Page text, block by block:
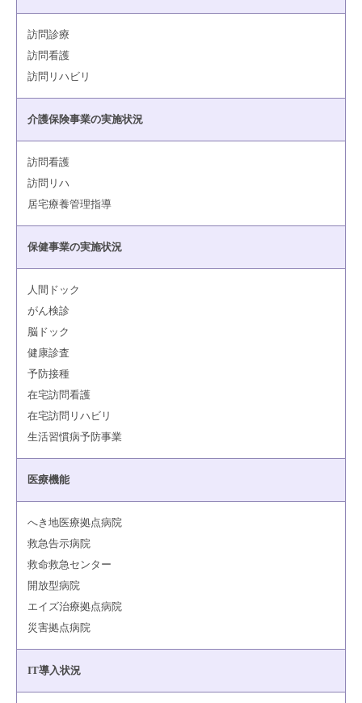
訪問診療
訪問看護
訪問リハビリ
介護保険事業の実施状況
訪問看護
訪問リハ
居宅療養管理指導
保健事業の実施状況
人間ドック
がん検診
脳ドック
健康診査
予防接種
在宅訪問看護
在宅訪問リハビリ
生活習慣病予防事業
医療機能
へき地医療拠点病院
救急告示病院
救命救急センター
開放型病院
エイズ治療拠点病院
災害拠点病院
IT導入状況